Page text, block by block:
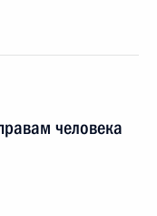
человека